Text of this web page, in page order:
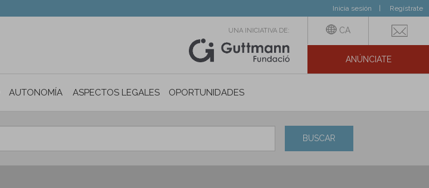
Inicia sesión Regístrate
UNA INICIATIVA DE: CA
ANÚNCIATE
AUTONOMÍA PERSONAL E INCLUSIÓN SOCIAL
ASPECTOS LEGALES OPORTUNIDADES
BUSCAR